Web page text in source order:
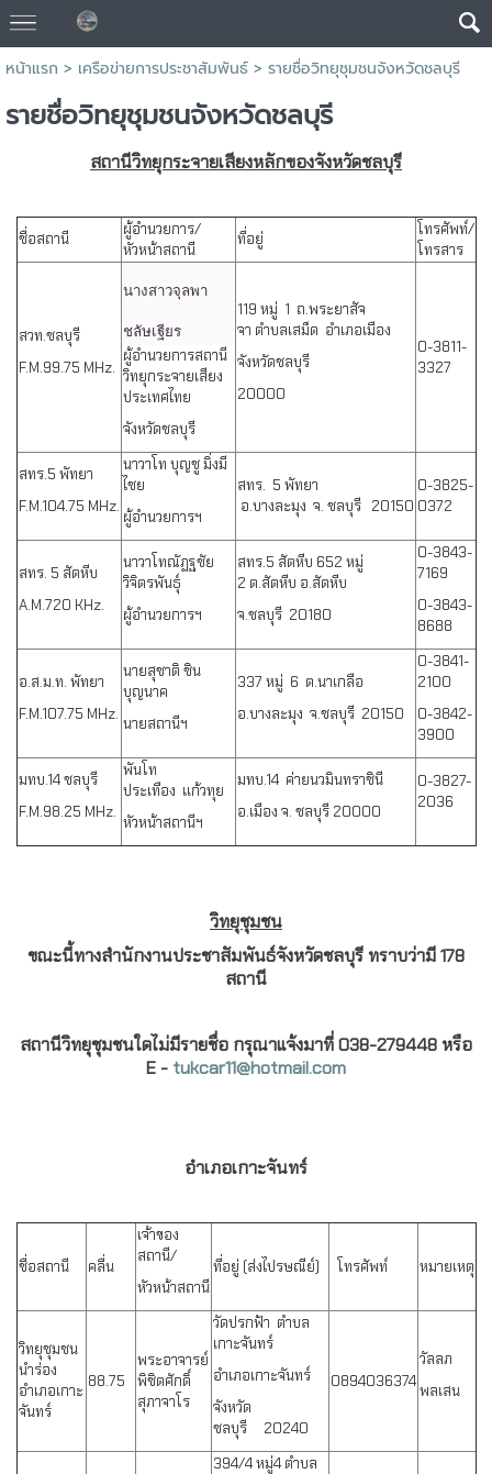
หน้าแรก > เครือข่ายการประชาสัมพันธ์> รายชื่อวิทยุชุมชนจังหวัดชลบุรี
รายชื่อวิทยุชุมชนจังหวัดชลบุรี
สถานีวิทยุกระจายเสียงหลักของจังหวัดชลบุรี
ชื่อสถานี
ผู้อำนวยการ/
หัวหน้าสถานี
ที่อยู่
โทรศัพท์/
โทรสาร
สวท.ชลบุรี
F.M.99.75 MHz.
นางสาวจุลพา
ชลัษเฐียร
ผู้อำนวยการสถานี
วิทยุกระจายเสียง
ประเทศไทย
จังหวัดชลบุรี
119 หมู่ 1 ถ.พระยาสัจ
จา ตำบลเสม็ด อำเภอเมือง
จังหวัดชลบุรี
20000
0-3811-
3327
สทร.5 พัทยา
F.M.104.75 MHz.
นาวาโท บุญชู มิ่งมี
ไชย
ผู้อำนวยการฯ
สทร. 5 พัทยา
อ.บางละมุง จ. ชลบุรี20150
0-3825-
0372
สทร. 5 สัตหีบ
A.M.720 KHz.
นาวาโทณัฏฐชัย
วิจิตรพันธุ์
ผู้อำนวยการฯ
สทร.5 สัตหีบ 652 หมู่
2 ต.สัตหีบ อ.สัตหีบ
จ.ชลบุรี 20180
0-3843-
7169
0-3843-
8688
อ.ส.ม.ท. พัทยา
F.M.107.75 MHz.
นายสุชาติ ชิน
บุญนาค
นายสถานีฯ
337 หมู่ 6 ต.นาเกลือ
อ.บางละมุง จ.ชลบุรี 20150
0-3841-
2100
0-3842-
3900
มทบ.14 ชลบุรี
F.M.98.25 MHz.
พันโท
ประเทือง แก้วทุย
หัวหน้าสถานีฯ
มทบ.14 ค่ายนวมินทราชินี
อ.เมือง จ. ชลบุรี 20000
0-3827-
2036
วิทยุชุมชน
ขณะนี้ทางสำนักงานประชาสัมพันธ์จังหวัดชลบุรี ทราบว่ามี 178
สถานี
สถานีวิทยุชุมชนใดไม่มีรายชื่อ กรุณาแจ้งมาที่ 038-279448 หรือ
E - tukcar11@hotmail.com
อำเภอเกาะจันทร์
ชื่อสถานี คลื่น
เจ้าของ
สถานี/
หัวหน้าสถานี
ที่อยู่ (ส่งไปรษณีย์) โทรศัพท์ หมายเหตุ
วิทยุชุมชน
นำร่อง
อำเภอเกาะ
จันทร์
88.75
พระอาจารย์
พิชิตศักดิ์
สุภาจาโร
วัดปรกฟ้า ตำบล
เกาะจันทร์
อำเภอเกาะจันทร์
จังหวัด
ชลบุรี 20240
0894036374
วัลลภ
พลเสน
394/4 หมู่4 ตำบล